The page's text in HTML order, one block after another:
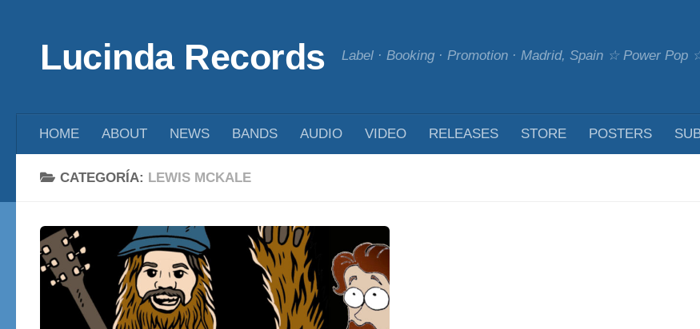
Lucinda Records Label · Booking · Promotion · Madrid, Spain ☆ Power
HOME ABOUT NEWS BANDS AUDIO VIDEO RELEASES STORE POSTERS
CATEGORÍA: LEWIS MCKALE